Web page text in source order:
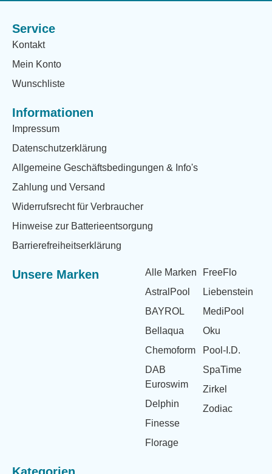
Service
Kontakt
Mein Konto
Wunschliste
Informationen
Impressum
Datenschutzerklärung
Allgemeine Geschäftsbedingungen & Info's
Zahlung und Versand
Widerrufsrecht für Verbraucher
Hinweise zur Batterieentsorgung
Barrierefreiheitserklärung
Unsere Marken
Alle Marken
AstralPool
BAYROL
Bellaqua
Chemoform
DAB
Euroswim
Delphin
Finesse
Florage
FreeFlo
Liebenstein
MediPool
Oku
Pool-I.D.
SpaTime
Zirkel
Zodiac